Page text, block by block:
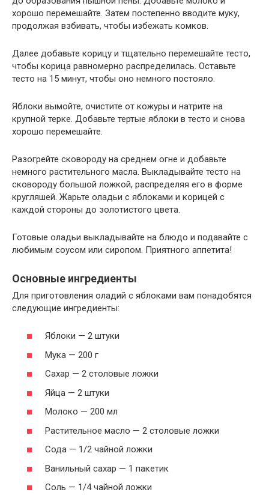
хорошо перемешайте. Затем постепенно вводите муку,
продолжая взбивать, чтобы избежать комков.
Далее добавьте корицу и тщательно перемешайте тесто,
чтобы корица равномерно распределилась. Оставьте
тесто на 15 минут, чтобы оно немного постояло.
Яблоки вымойте, очистите от кожуры и натрите на
крупной терке. Добавьте тертые яблоки в тесто и снова
хорошо перемешайте.
Разогрейте сковороду на среднем огне и добавьте
немного растительного масла. Выкладывайте тесто на
сковороду большой ложкой, распределяя его в форме
кругляшей. Жарьте оладьи с яблоками и корицей с
каждой стороны до золотистого цвета.
Готовые оладьи выкладывайте на блюдо и подавайте с
любимым соусом или сиропом. Приятного аппетита!
Основные ингредиенты
Для приготовления оладий с яблоками вам понадобятся
следующие ингредиенты:
Яблоки — 2 штуки
Мука — 200 г
Сахар — 2 столовые ложки
Яйца — 2 штуки
Молоко — 200 мл
Растительное масло — 2 столовые ложки
Сода — 1/2 чайной ложки
Ванильный сахар — 1 пакетик
Соль — 1/4 чайной ложки